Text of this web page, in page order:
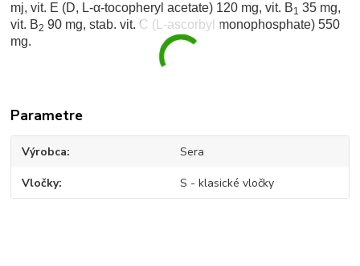
mj, vit. E (D, L-α-tocopheryl acetate) 120 mg, vit. B1 35 mg,
vit. B2 90 mg, stab. vit. C (L-ascorbyl monophosphate) 550
mg.
Parametre
Výrobca Sera
Vločky S - klasické vločky